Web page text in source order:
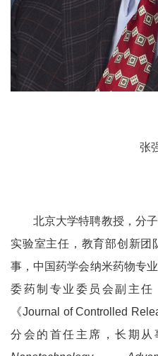
张
北京大学特聘教授，分
实验室主任，教育部创新团
事，中国药学会纳米药物专
委药制专业委员会副主任
《Journal of Controlled
分会的首任主席，长期从